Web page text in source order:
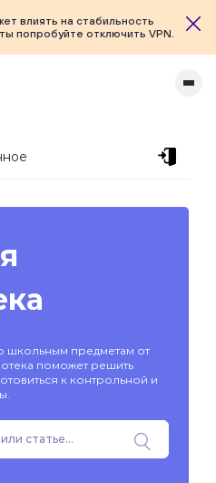
влиять на стабильность
попробуйте отключить VPN.
школьным предметам от
поможет решить
к контрольной и